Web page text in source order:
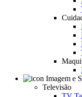
Televisão